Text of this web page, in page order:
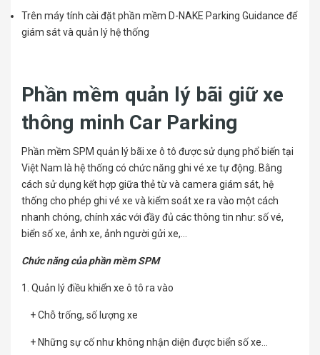
Trên máy tính cài đặt phần mềm D-NAKE Parking Guidance để
giám sát và quản lý hệ thống
Phần mềm quản lý bãi giữ xe
thông minh Car Parking
Phần mềm SPM quản lý bãi xe ô tô được sử dụng phổ biến tại
Việt Nam là hệ thống có chức năng ghi vé xe tự động. Bằng
cách sử dụng kết hợp giữa thẻ từ và camera giám sát, hệ
thống cho phép ghi vé xe và kiểm soát xe ra vào một cách
nhanh chóng, chính xác với đầy đủ các thông tin như: số vé,
biển số xe, ảnh xe, ảnh người gửi xe,…
Chức năng của phần mềm SPM
1. Quản lý điều khiển xe ô tô ra vào
+ Chỗ trống, số lượng xe
+ Những sự cố như không nhận diện được biển số xe...